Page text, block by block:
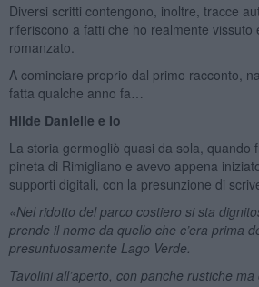
Diversi scritti contengono, inoltre, tracce
riferiscono a fatti che ho realmente vissuto
romanzato.
A cominciare proprio dal primo racconto,
fatta qualche anno fa…
Hilde Danielle e Io
La storia germogliò quasi da sola, quando
pineta di Rimigliano e avevo appena
supporti digitali, con la presunzione di
«Nel ridotto del parco costiero si sta
prende il nome da quello che c’era prima
presuntuosamente Lago Verde.
Tavolini all’aperto, con panche rustiche